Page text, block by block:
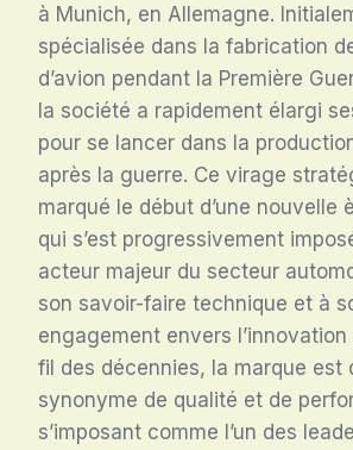
à Munich, en Allemagne.
spécialisée dans la fabrication
d’avion pendant la Première
la société a rapidement élargi
pour se lancer dans la
après la guerre. Ce virage
marqué le début d’une nouvelle
qui s’est progressivement
acteur majeur du secteur
son savoir-faire technique et à
engagement envers
fil des décennies, la marque est
synonyme de qualité et de
s’imposant comme l’un des